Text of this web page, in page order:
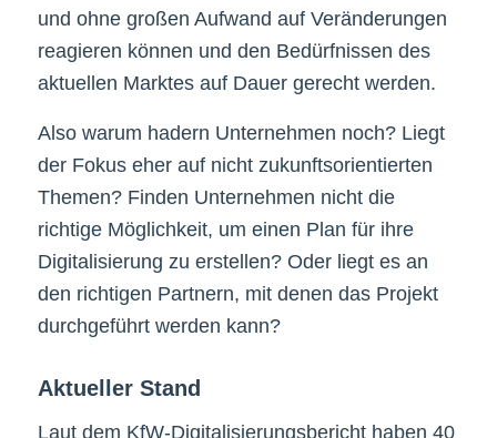
und ohne großen Aufwand auf Veränderungen
reagieren können und den Bedürfnissen des
aktuellen Marktes auf Dauer gerecht werden.
Also warum hadern Unternehmen noch? Liegt
der Fokus eher auf nicht zukunftsorientierten
Themen? Finden Unternehmen nicht die
richtige Möglichkeit, um einen Plan für ihre
Digitalisierung zu erstellen? Oder liegt es an
den richtigen Partnern, mit denen das Projekt
durchgeführt werden kann?
Aktueller Stand
Laut dem KfW-Digitalisierungsbericht haben 40